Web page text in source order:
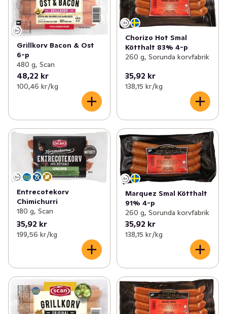
Grillkorv Bacon & Ost
6-p
480 g, Scan
48,22 kr
100,46 kr /kg
Chorizo Hot Smal
Kötthalt 83% 4-p
260 g, Sorunda korvfabrik
35,92 kr
138,15 kr /kg
Entrecotekorv
Chimichurri
180 g, Scan
35,92 kr
199,56 kr /kg
Marquez Smal Kötthalt
91% 4-p
260 g, Sorunda korvfabrik
35,92 kr
138,15 kr /kg